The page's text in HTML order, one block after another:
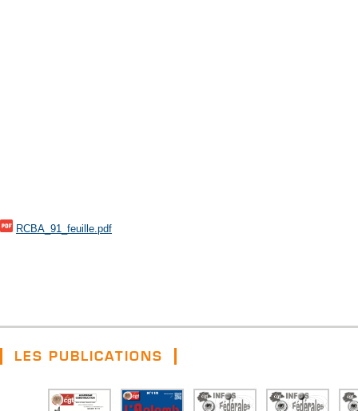
RCBA_91_feuille.pdf
LES PUBLICATIONS